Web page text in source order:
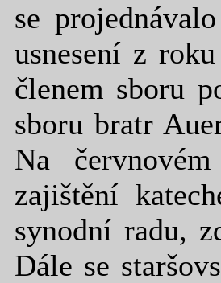
se
usnesení z
členem sboru
sboru bratr
Na
zajištění
synodní radu,
Dále se